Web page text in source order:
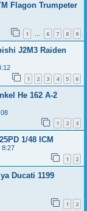
Flagon Trumpeter
1 … 6 7 8 9
J2M3 Raiden
1 2 3 4 5 6
He 162 A-2
1 2 3
1/48 ICM
8:27
1 2
Ducati 1199
1 2